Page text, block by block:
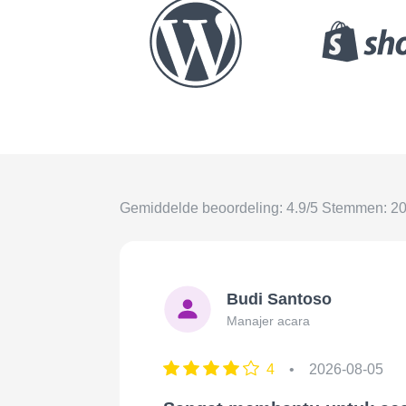
Gemiddelde beoordeling: 4.9/5 Stemmen:
Budi Santoso
Manajer acara
4 • 2026-08-05